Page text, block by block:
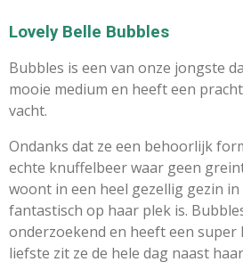
Lovely Belle Bubbles
Bubbles is een van onze jongste
mooie medium en heeft een
vacht.
Ondanks dat ze een behoorlijk
echte knuffelbeer waar geen
woont in een heel gezellig gezin in
fantastisch op haar plek is.
onderzoekend en heeft een
liefste zit ze de hele dag naast